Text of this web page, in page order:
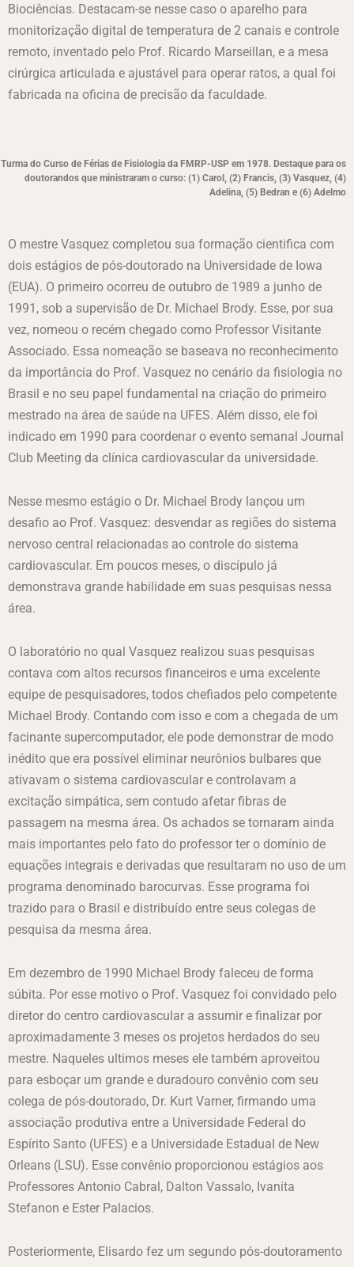
Biociências. Destacam-se nesse caso o aparelho para
monitorização digital de temperatura de 2 canais e controle
remoto, inventado pelo Prof. Ricardo Marseillan, e a mesa
cirúrgica articulada e ajustável para operar ratos, a qual foi
fabricada na oficina de precisão da faculdade.
Turma do Curso de Férias de Fisiologia da FMRP-USP em 1978. Destaque para os
doutorandos que ministraram o curso: (1) Carol, (2) Francis, (3) Vasquez, (4)
Adelina, (5) Bedran e (6) Adelmo
O mestre Vasquez completou sua formação cientifica com
dois estágios de pós-doutorado na Universidade de Iowa
(EUA). O primeiro ocorreu de outubro de 1989 a junho de
1991, sob a supervisão de Dr. Michael Brody. Esse, por sua
vez, nomeou o recém chegado como Professor Visitante
Associado. Essa nomeação se baseava no reconhecimento
da importância do Prof. Vasquez no cenário da fisiologia no
Brasil e no seu papel fundamental na criação do primeiro
mestrado na área de saúde na UFES. Além disso, ele foi
indicado em 1990 para coordenar o evento semanal Journal
Club Meeting da clínica cardiovascular da universidade.
Nesse mesmo estágio o Dr. Michael Brody lançou um
desafio ao Prof. Vasquez: desvendar as regiões do sistema
nervoso central relacionadas ao controle do sistema
cardiovascular. Em poucos meses, o discípulo já
demonstrava grande habilidade em suas pesquisas nessa
área.
O laboratório no qual Vasquez realizou suas pesquisas
contava com altos recursos financeiros e uma excelente
equipe de pesquisadores, todos chefiados pelo competente
Michael Brody. Contando com isso e com a chegada de um
facinante supercomputador, ele pode demonstrar de modo
inédito que era possível eliminar neurônios bulbares que
ativavam o sistema cardiovascular e controlavam a
excitação simpática, sem contudo afetar fibras de
passagem na mesma área. Os achados se tornaram ainda
mais importantes pelo fato do professor ter o domínio de
equações integrais e derivadas que resultaram no uso de um
programa denominado barocurvas. Esse programa foi
trazido para o Brasil e distribuído entre seus colegas de
pesquisa da mesma área.
Em dezembro de 1990 Michael Brody faleceu de forma
súbita. Por esse motivo o Prof. Vasquez foi convidado pelo
diretor do centro cardiovascular a assumir e finalizar por
aproximadamente 3 meses os projetos herdados do seu
mestre. Naqueles ultimos meses ele também aproveitou
para esboçar um grande e duradouro convênio com seu
colega de pós-doutorado, Dr. Kurt Varner, firmando uma
associação produtiva entre a Universidade Federal do
Espírito Santo (UFES) e a Universidade Estadual de New
Orleans (LSU). Esse convênio proporcionou estágios aos
Professores Antonio Cabral, Dalton Vassalo, Ivanita
Stefanon e Ester Palacios.
Posteriormente, Elisardo fez um segundo pós-doutoramento